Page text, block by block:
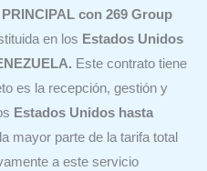
con 269 Group
en los Estados Unidos
Este contrato tiene
es la recepción, gestión y
Estados Unidos hasta
mayor parte de la tarifa total
a este servicio